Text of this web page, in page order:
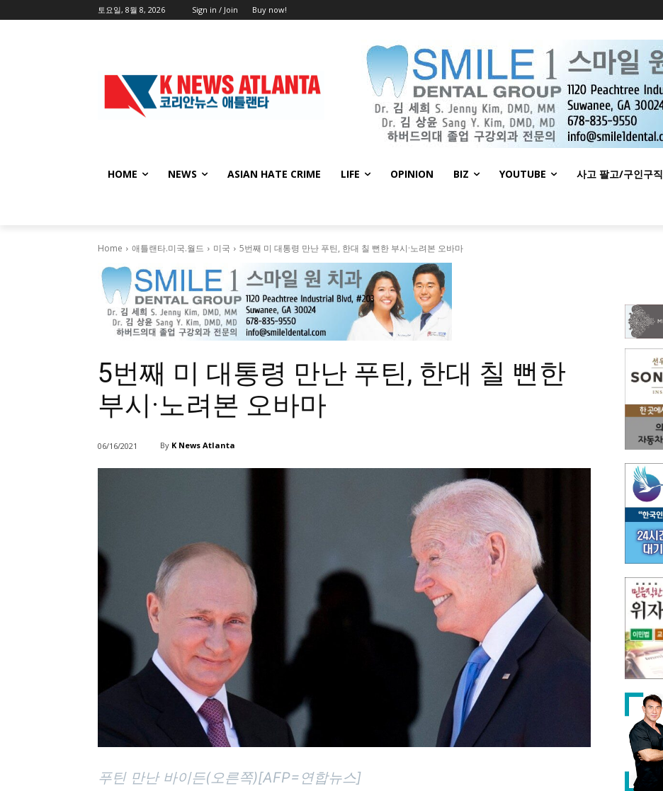
토요일, 8월 8, 2026 Sign in / Join Buy now!
HOME NEWS ASIAN HATE CRIME LIFE OPINION BIZ YOUTUBE 사고 팔고/구인구직
Home 애틀랜타.미국.월드 미국 5번째 미 대통령 만난 푸틴, 한대 칠 뻔한 부시·노려본 오바마
5번째 미 대통령 만난 푸틴, 한대 칠 뻔한
부시·노려본 오바마
06/16/2021 By K News Atlanta
푸틴 만난 바이든(오른쪽)[AFP=연합뉴스]